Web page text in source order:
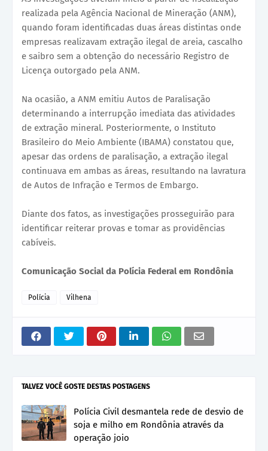
realizada pela Agência Nacional de Mineração (ANM),
quando foram identificadas duas áreas distintas onde
empresas realizavam extração ilegal de areia, cascalho
e saibro sem a obtenção do necessário Registro de
Licença outorgado pela ANM.
Na ocasião, a ANM emitiu Autos de Paralisação
determinando a interrupção imediata das atividades
de extração mineral. Posteriormente, o Instituto
Brasileiro do Meio Ambiente (IBAMA) constatou que,
apesar das ordens de paralisação, a extração ilegal
continuava em ambas as áreas, resultando na lavratura
de Autos de Infração e Termos de Embargo.
Diante dos fatos, as investigações prosseguirão para
identificar reiterar provas e tomar as providências
cabíveis.
Comunicação Social da Polícia Federal em Rondônia
Polícia Vilhena
TALVEZ VOCÊ GOSTE DESTAS POSTAGENS
Polícia Civil desmantela rede de desvio de
soja e milho em Rondônia através da
operação joio